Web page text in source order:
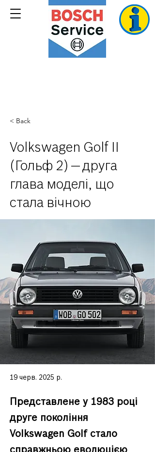
< Back
Volkswagen Golf II
(Гольф 2) — друга
глава моделі, що
стала вічною
19 черв. 2025 р.
Представлене у 1983 році
друге покоління
Volkswagen Golf стало
справжньою еволюцією